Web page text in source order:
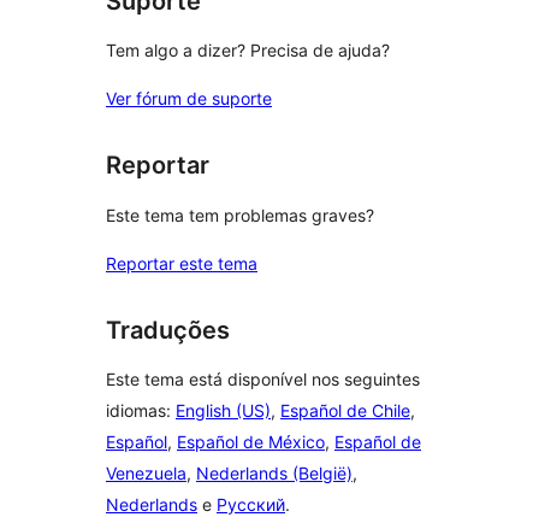
Tem algo a dizer? Precisa de ajuda?
Ver fórum de suporte
Reportar
Este tema tem problemas graves?
Reportar este tema
Traduções
Este tema está disponível nos seguintes
idiomas: English (US), Español de Chile,
Español, Español de México, Español de
Venezuela, Nederlands (België),
Nederlands e Русский.